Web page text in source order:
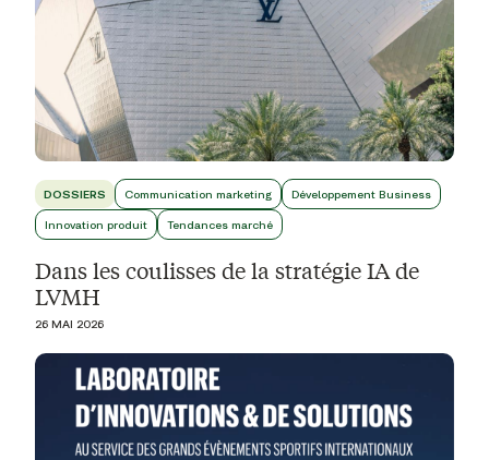
DOSSIERS Communication marketing Développement Business
Innovation produit Tendances marché
Dans les coulisses de la stratégie IA de
LVMH
26 MAI 2026